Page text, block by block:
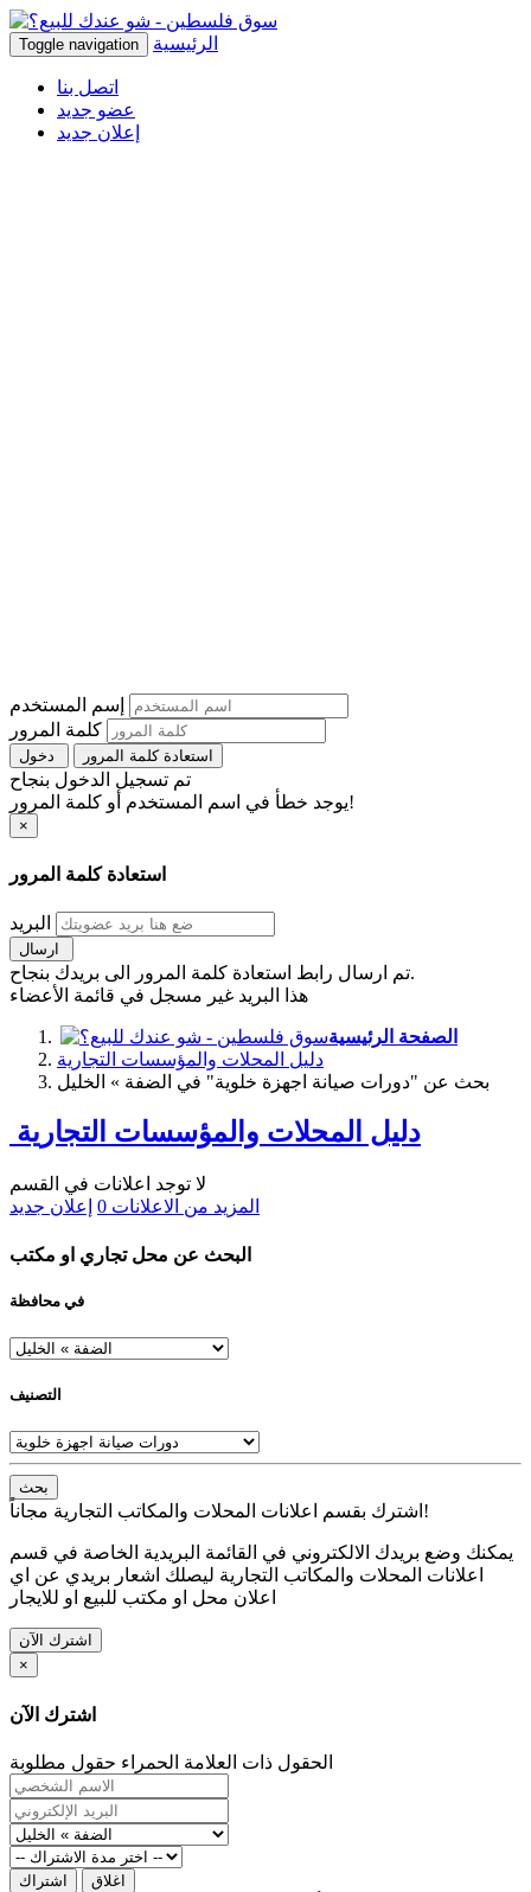
Toggle navigation الرئيسية
اتصل بنا
عضو جديد
إعلان جديد
إسم المستخدم
كلمة المرور
استعادة كلمة المرور
تم تسجيل الدخول بنجاح
يوجد خطأ في اسم المستخدم أو كلمة المرور!
×
استعادة كلمة المرور
البريد
تم ارسال رابط استعادة كلمة المرور الى بريدك بنجاح.
هذا البريد غير مسجل في قائمة الأعضاء
الصفحة الرئيسية
دليل المحلات والمؤسسات التجارية
بحث عن "دورات صيانة اجهزة خلوية" في الضفة » الخليل
دليل المحلات والمؤسسات التجارية
لا توجد اعلانات في القسم
المزيد من الاعلانات 0 إعلان جديد
البحث عن محل تجاري او مكتب
في محافظة
التصنيف
بحث
اشترك بقسم اعلانات المحلات والمكاتب التجارية مجاناً!
يمكنك وضع بريدك الالكتروني في القائمة البريدية الخاصة في قسم
اعلانات المحلات والمكاتب التجارية ليصلك اشعار بريدي عن اي
اعلان محل او مكتب للبيع او للايجار
اشترك الآن
×
اشترك الآن
الحقول ذات العلامة الحمراء حقول مطلوبة
اشتراك اغلاق